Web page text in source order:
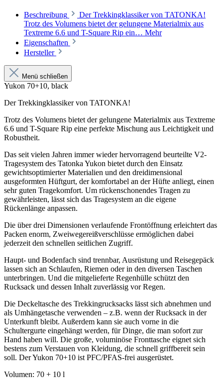
Beschreibung
Der Trekkingklassiker von TATONKA!
Trotz des Volumens bietet der gelungene Materialmix aus
Textreme 6.6 und T-Square Rip ein… Mehr
Eigenschaften
Hersteller
Menü schließen
Yukon 70+10, black
Der Trekkingklassiker von TATONKA!
Trotz des Volumens bietet der gelungene Materialmix aus Textreme
6.6 und T-Square Rip eine perfekte Mischung aus Leichtigkeit und
Robustheit.
Das seit vielen Jahren immer wieder hervorragend beurteilte V2-
Tragesystem des Tatonka Yukon bietet durch den Einsatz
gewichtsoptimierter Materialien und den dreidimensional
ausgeformten Hüftgurt, der komfortabel an der Hüfte anliegt, einen
sehr guten Tragekomfort. Um rückenschonendes Tragen zu
gewährleisten, lässt sich das Tragesystem an die eigene
Rückenlänge anpassen.
Die über drei Dimensionen verlaufende Frontöffnung erleichtert das
Packen enorm, Zweiwegereißverschlüsse ermöglichen dabei
jederzeit den schnellen seitlichen Zugriff.
Haupt- und Bodenfach sind trennbar, Ausrüstung und Reisegepäck
lassen sich an Schlaufen, Riemen oder in den diversen Taschen
unterbringen. Und die mitgelieferte Regenhülle schützt den
Rucksack und dessen Inhalt zuverlässig vor Regen.
Die Deckeltasche des Trekkingrucksacks lässt sich abnehmen und
als Umhängetasche verwenden – z.B. wenn der Rucksack in der
Unterkunft bleibt. Außerdem kann sie auch vorne in die
Schultergurte eingehängt werden, für Dinge, die man sofort zur
Hand haben will. Die große, voluminöse Fronttasche eignet sich
bestens zum Verstauen von Kleidung, die schnell griffbereit sein
soll. Der Yukon 70+10 ist PFC/PFAS-frei ausgerüstet.
Volumen: 70 + 10 l